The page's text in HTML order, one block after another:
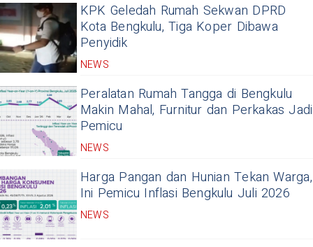
KPK Geledah Rumah Sekwan DPRD
Kota Bengkulu, Tiga Koper Dibawa
Penyidik
NEWS
Peralatan Rumah Tangga di Bengkulu
Makin Mahal, Furnitur dan Perkakas Jadi
Pemicu
NEWS
Harga Pangan dan Hunian Tekan Warga,
Ini Pemicu Inflasi Bengkulu Juli 2026
NEWS